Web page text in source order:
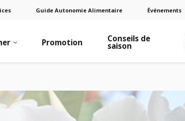
Guide Autonomie Alimentaire Événements
Promotion Conseils de
saison